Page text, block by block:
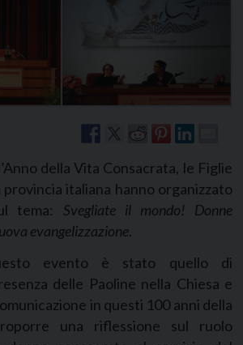
della Vita Consacrata, le Figlie
provincia italiana hanno organizzato
tema: Svegliate il mondo! Donne
evangelizzazione.
evento è stato quello di
delle Paoline nella Chiesa e
in questi 100 anni della
una riflessione sul ruolo